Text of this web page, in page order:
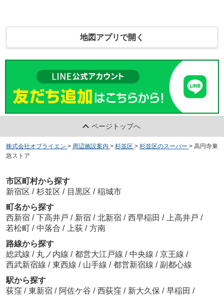
地図アプリで開く
ページトップへ
株式会社オブライエン > 周辺施設案内 > 杉並区 > 杉並区のスーパー > 高円寺東
急ストア
市区町村から探す
新宿区 / 杉並区 / 目黒区 / 稲城市
町名から探す
西新宿 / 下高井戸 / 新宿 / 北新宿 / 西早稲田 / 上高井戸 /
若松町 / 中落合 / 上荻 / 方南
路線から探す
総武線 / 丸ノ内線 / 都営大江戸線 / 中央線 / 京王線 /
西武新宿線 / 東西線 / 山手線 / 都営新宿線 / 副都心線
駅から探す
荻窪 / 東新宿 / 阿佐ケ谷 / 西荻窪 / 新大久保 / 早稲田 /